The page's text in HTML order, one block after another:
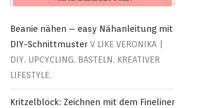
Beanie nähen – easy Nähanleitung mit
DIY-Schnittmuster V LIKE VERONIKA |
DIY. UPCYCLING. BASTELN. KREATIVER
LIFESTYLE.
Kritzelblock: Zeichnen mit dem Fineliner